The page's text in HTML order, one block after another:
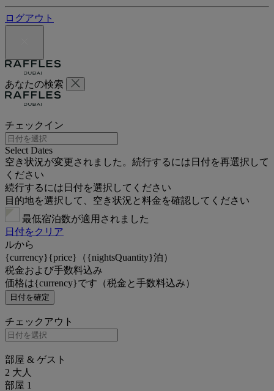
ログアウト
あなたの検索
チェックイン
Select Dates
空き状況が変更されました。続行するには日付を再選択して
ください
続行するには日付を選択してください
目的地を選択して、空き状況と料金を確認してください
最低宿泊数が適用されました
日付をクリア
ルから
{currency}{price}（{nightsQuantity}泊）
税金および手数料込み
価格は{currency}です（税金と手数料込み）
日付を確定
チェックアウト
部屋 & ゲスト
2 大人
部屋 1